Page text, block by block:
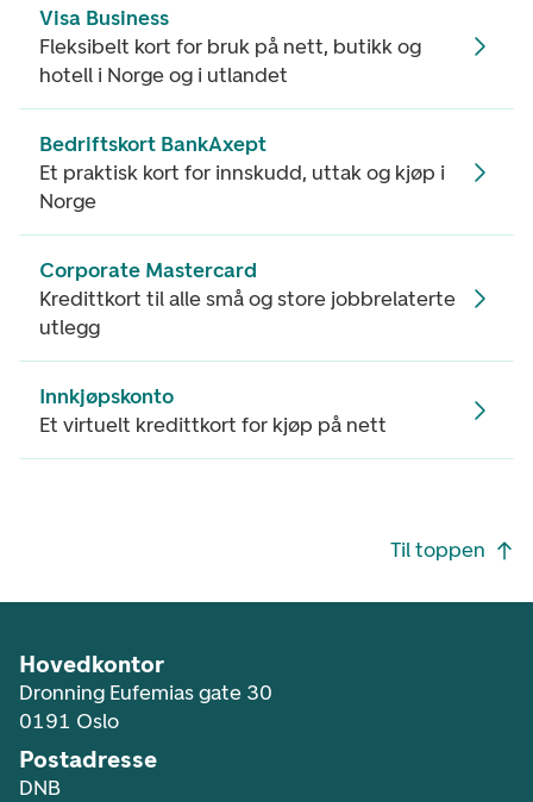
Visa Business
Fleksibelt kort for bruk på nett, butikk og
hotell i Norge og i utlandet
Bedriftskort BankAxept
Et praktisk kort for innskudd, uttak og kjøp i
Norge
Corporate Mastercard
Kredittkort til alle små og store jobbrelaterte
utlegg
Innkjøpskonto
Et virtuelt kredittkort for kjøp på nett
Til toppen
Hovedkontor
Dronning Eufemias gate 30
0191 Oslo
Postadresse
DNB